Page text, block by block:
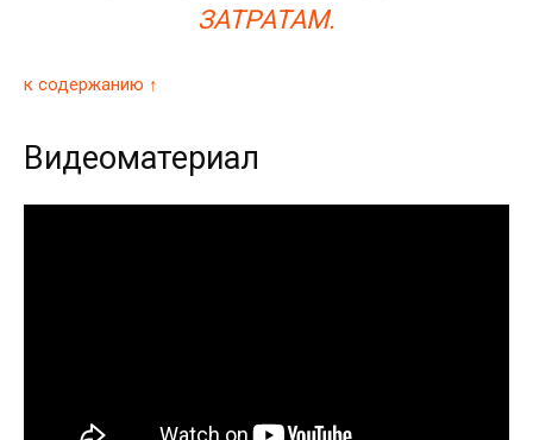
ЗАТРАТАМ.
к содержанию ↑
Видеоматериал